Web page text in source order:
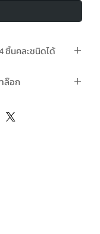
ชิ้นคละชนิดได้
ล๊อก